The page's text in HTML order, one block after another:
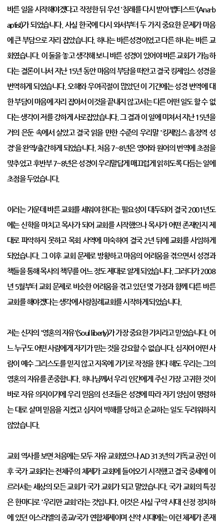
바른 일을 시작해야겠다고 작정한 뒤 우선 '침례를 다시 받아 뱁티스트'(Ana-b
aptist)가 되었습니다. 사실 한국에 다시 와서부터 두 가지 중요한 문제가 마음
에 큰 부담으로 자리 잡았습니다. 하나는 바른성경이었고 다른 하나는 바른 교
회였습니다. 이 둘을 놓고 생각해 보니 바른 성경이 있어야 바른 교회가 가능하
다는 결론이 나서 지난 15년 동안 마음의 부담을 떠안고 결국 킹제임스 성경을
번역하게 되었습니다. 오해와 우여곡절이 많았던 이 기간에는 성경 번역에 대
한 부담이 마음에 자리 잡아서 이것을 끝내지 않고서는 다른 어떤 일도 할 수 없
다는 생각이 저를 강하게 사로잡았습니다. 그 결과 이 일에 미쳐서 지난 15년을
거의 은둔 속에서 살았고 결국 읽을 만한 수준의 우리말 '킹제임스 흠정역 성
경'을 완역/출간하게 되었습니다. 처음 7~8년은 영어와 원어의 번역에 초점을
맞추었고 후반부 7~8년은 성경이 우리말답게 매끄럽게 읽히도록 다듬는 일에
초점을 두었습니다.
이러는 가운데 바른 교회를 세워야 한다는 필요성이 대두되어 결국 2001년도
에는 신학을 마치고 목사가 되어 교회를 시작했으나 목사가 어떤 존재인지 제
대로 파악하지 못하고 목회 사역에 미숙하여 결국 2년 뒤에 교회를 사임하게
되었습니다. 그 이후 교회 문제로 방황하고 마음의 어려움을 겪으면서 성경과
책들을 통해 목사의 책무를 어느 정도 제대로 알게 되었습니다. 그러다가 2008
년 5월부터 교회 문제로 비슷한 어려움을 겪고 있던 몇 가정과 함께 다른 바른
교회를 해야겠다는 생각에 사랑침례교회를 시작하게 되었습니다.
저는 신자의 '영혼의 자유'(Soul liberty)가 가장 중요한 가치라고 믿었습니다. 어
느 누구도 어떤 사람에게 자기가 믿는 것을 강요할 수 없습니다. 심지어 어떤 사
람이 예수 그리스도를 믿지 않고 지옥에 가기로 작정을 한다 해도 우리는 그의
영혼의 자유를 존중합니다. 하나님께서 우리 인간에게 주신 가장 고귀한 것이
바로 자유 의지이기에 우리 믿음의 선조들은 성경에 따라 자기 양심이 명령하
는 대로 살며 믿음을 지켰고 심지어 박해를 당하고 순교하는 일도 두려워하지
않았습니다.
교회 역사를 보면 처음에는 모두 자유 교회였으나 AD 313년의 기독교 공인 이
후 국가 교회라는 전체주의 체제가 교회에 들어오기 시작했고 결국 중세에 이
르러서는 세상의 모든 교회가 국가 교회가 되고 말았습니다. 국가 교회의 특징
은 한마디로 '우리만 교회'라는 것입니다. 이것은 사실 구약 시대 신정 정치하
에 있던 이스라엘의 종교/국가 연합체제이며 신약 시대에는 이런 체제가 존재